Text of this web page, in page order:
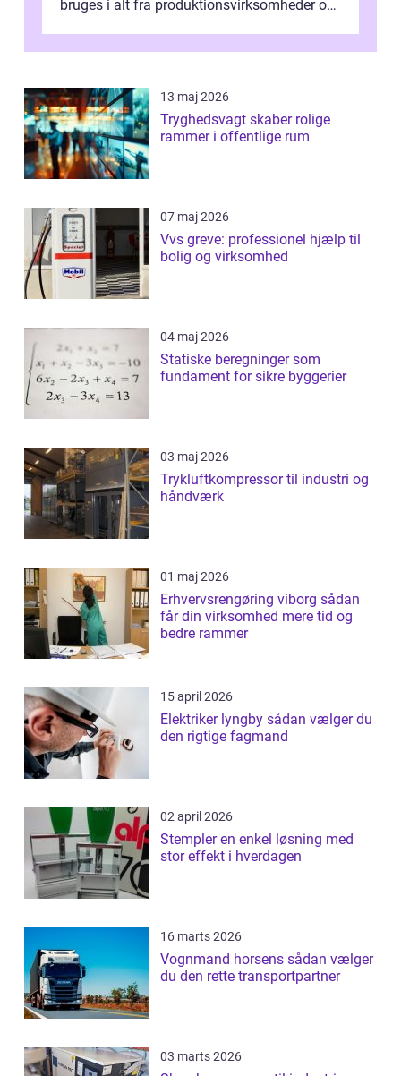
bruges i alt fra produktionsvirksomheder og
13 maj 2026
Tryghedsvagt skaber rolige
rammer i offentlige rum
07 maj 2026
Vvs greve: professionel hjælp til
bolig og virksomhed
04 maj 2026
Statiske beregninger som
fundament for sikre byggerier
03 maj 2026
Trykluftkompressor til industri og
håndværk
01 maj 2026
Erhvervsrengøring viborg sådan
får din virksomhed mere tid og
bedre rammer
15 april 2026
Elektriker lyngby sådan vælger du
den rigtige fagmand
02 april 2026
Stempler en enkel løsning med
stor effekt i hverdagen
16 marts 2026
Vognmand horsens sådan vælger
du den rette transportpartner
03 marts 2026